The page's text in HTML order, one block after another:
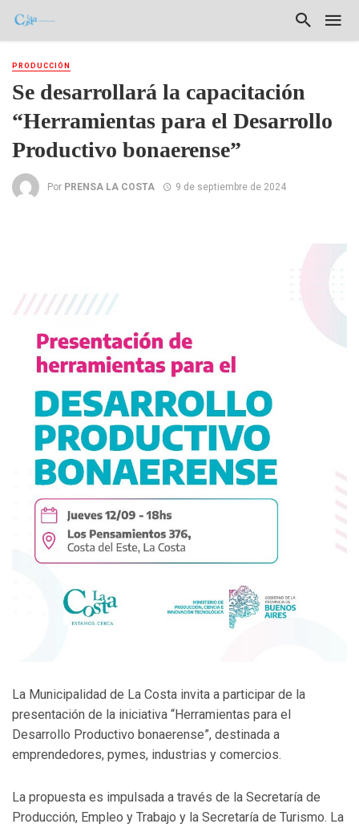
PRODUCCIÓN
Se desarrollará la capacitación
“Herramientas para el Desarrollo
Productivo bonaerense”
Por PRENSA LA COSTA 9 de septiembre de 2024
La Municipalidad de La Costa invita a participar de la
presentación de la iniciativa “Herramientas para el
Desarrollo Productivo bonaerense”, destinada a
emprendedores, pymes, industrias y comercios.
La propuesta es impulsada a través de la Secretaría de
Producción, Empleo y Trabajo y la Secretaría de Turismo. La